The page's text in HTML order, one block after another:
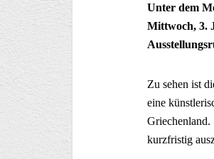
Unter dem
Mittwoch, 3.
Zu sehen ist
eine
Griechenland.
kurzfristig